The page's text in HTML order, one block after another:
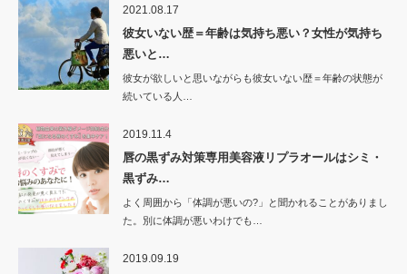
2021.08.17
彼女いない歴＝年齢は気持ち悪い？女性が気持ち
悪いと…
彼女が欲しいと思いながらも彼女いない歴＝年齢の状態が
続いている人…
2019.11.4
唇の黒ずみ対策専用美容液リプラオールはシミ・
黒ずみ…
よく周囲から「体調が悪いの?」と聞かれることがありまし
た。別に体調が悪いわけでも…
2019.09.19